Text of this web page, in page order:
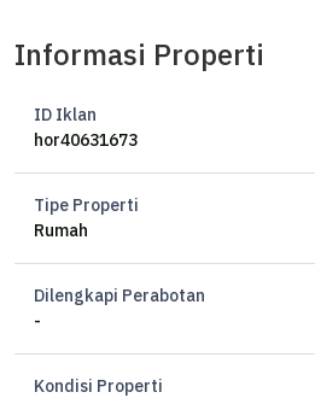
Luas Tanah 240m²
Kamar Tidur 6+1
Kamar Mandi 4
Hadap Selatan
Harga 130 juta/tahun
Informasi Properti
ID Iklan
hor40631673
Tipe Properti
Rumah
Dilengkapi Perabotan
-
Kondisi Properti